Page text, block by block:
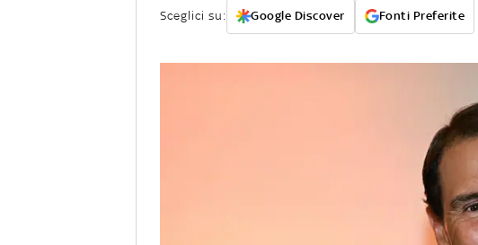
Sceglici su: Google Discover Fonti Preferite